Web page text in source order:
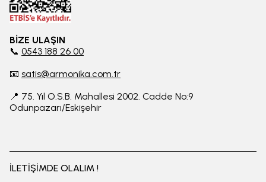
BİZE ULAŞIN
📞 0543 188 26 00
📧 satis@armonika.com.tr
📍 75. Yıl O.S.B. Mahallesi 2002. Cadde No:9
Odunpazarı/Eskişehir
İLETİŞİMDE OLALIM !